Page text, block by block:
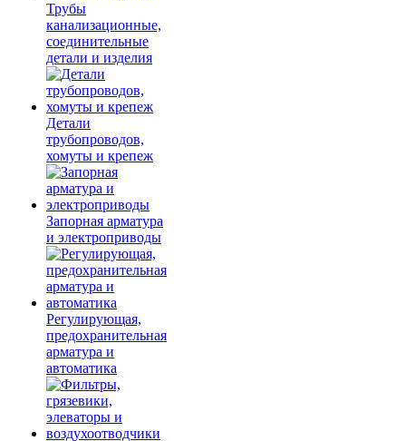
Трубы
канализационные,
соединительные
детали и изделия
Детали
трубопроводов,
хомуты и крепеж
Запорная арматура
и электроприводы
Регулирующая,
предохранительная
арматура и
автоматика